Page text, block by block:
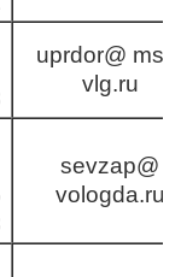
uprdor@ msk-
vlg.ru
sevzap@
vologda.ru